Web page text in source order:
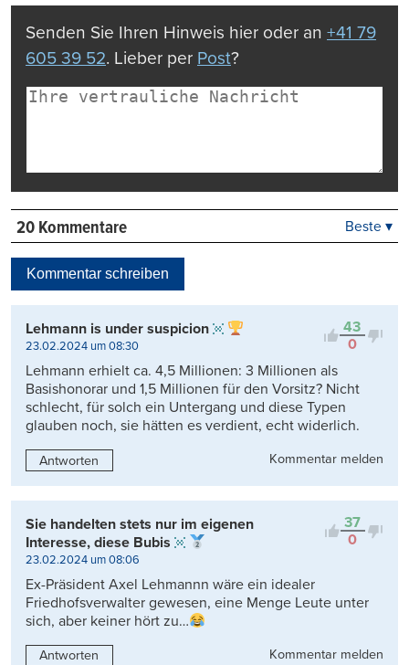
Senden Sie Ihren Hinweis hier oder an +41 79
605 39 52. Lieber per Post?
20 Kommentare
Kontrovers
Beste ▾
Kommentar schreiben
43
0
Lehmann is under suspicion
23.02.2024 um 08:30
Lehmann erhielt ca. 4,5 Millionen: 3 Millionen als
Basishonorar und 1,5 Millionen für den Vorsitz? Nicht
schlecht, für solch ein Untergang und diese Typen
glauben noch, sie hätten es verdient, echt widerlich.
Antworten Kommentar melden
37
0
Sie handelten stets nur im eigenen
Interesse, diese Bubis
23.02.2024 um 08:06
Ex-Präsident Axel Lehmannn wäre ein idealer
Friedhofsverwalter gewesen, eine Menge Leute unter
sich, aber keiner hört zu…
Antworten Kommentar melden